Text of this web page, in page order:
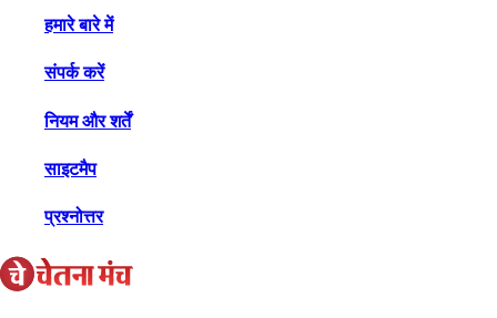
हमारे बारे में
संपर्क करें
नियम और शर्तें
साइटमैप
प्रश्नोत्तर